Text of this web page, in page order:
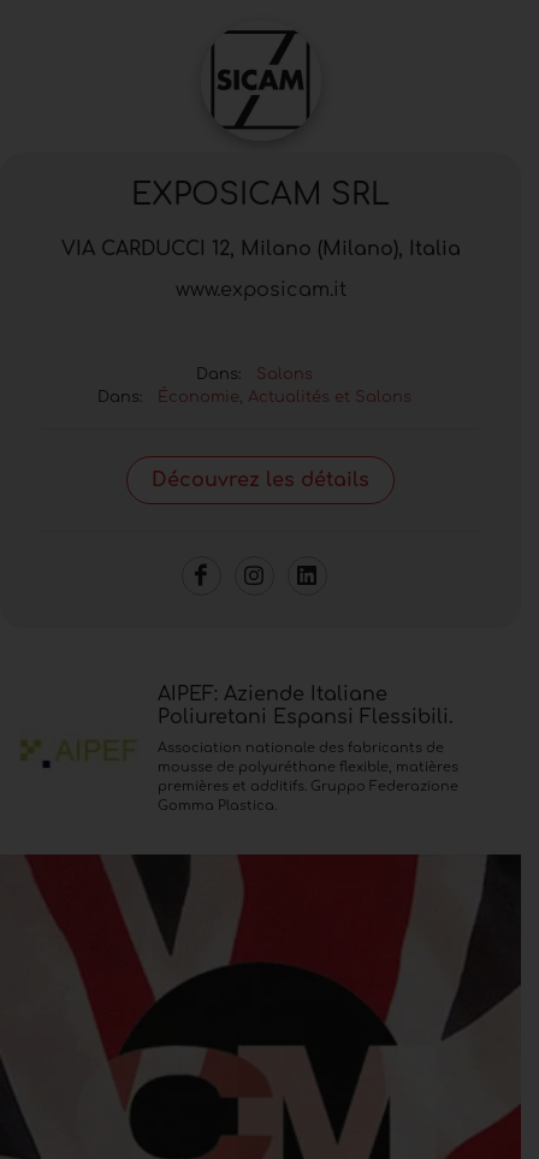
EXPOSICAM SRL
VIA CARDUCCI 12, Milano (Milano), Italia
www.exposicam.it
Dans: Salons
Dans:
Économie, Actualités et Salons
Découvrez les détails
AIPEF: Aziende Italiane
Poliuretani Espansi Flessibili.
Association nationale des fabricants de
mousse de polyuréthane flexible, matières
premières et additifs. Gruppo Federazione
Gomma Plastica.